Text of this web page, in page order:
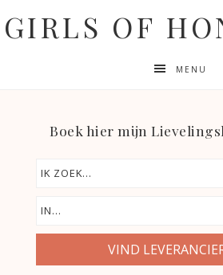
GIRLS OF
MENU
Boek hier mijn
VIND